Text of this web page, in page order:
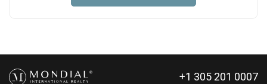
+1 305 201 0007